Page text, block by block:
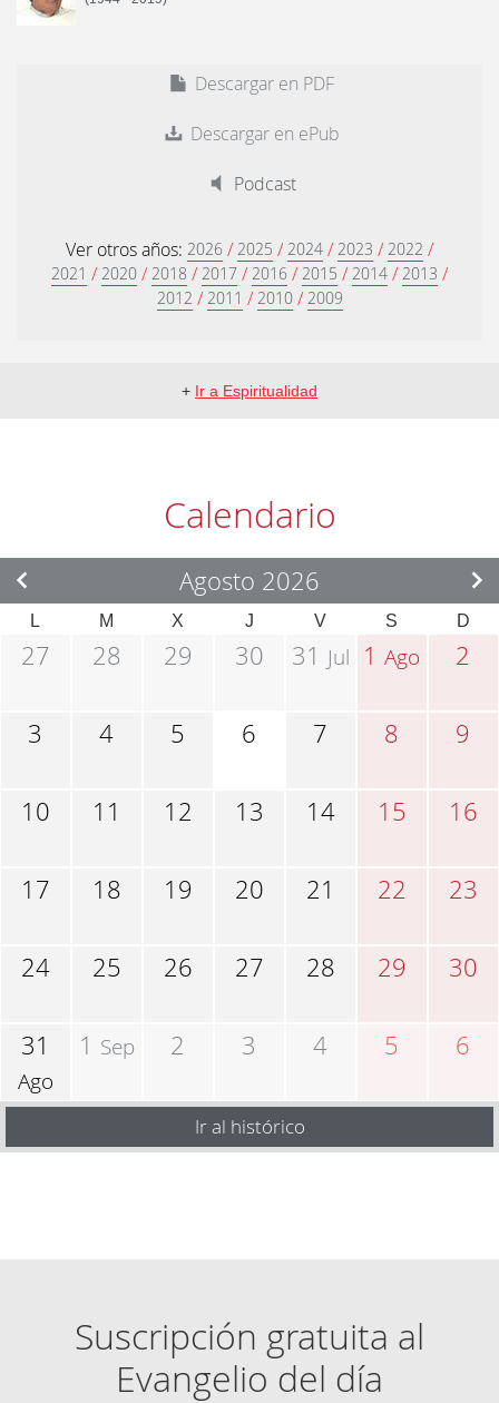
Descargar en PDF
Descargar en ePub
Podcast
Ver otros años: 2026 / 2025 / 2024 / 2023 / 2022 /
2021 / 2020 / 2018 / 2017 / 2016 / 2015 / 2014 / 2013 /
2012 / 2011 / 2010 / 2009
+ Ir a Espiritualidad
Calendario
Agosto 2026
L M X J V S D
27 28 29 30 31 Jul 1Ago 2
3 4 5 6 7 8 9
10 11 12 13 14 15 16
17 18 19 20 21 22 23
24 25 26 27 28 29 30
31
Ago
1 Sep 2 3 4 5 6
Ir al histórico
Suscripción gratuita al
Evangelio del día